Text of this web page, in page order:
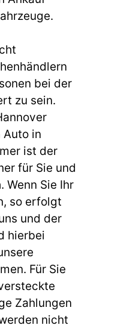
bei der
zu sein.
Auto in
ist der
für Sie und
Wenn Sie Ihr
so erfolgt
und der
hierbei
Für Sie
Zahlungen
nicht